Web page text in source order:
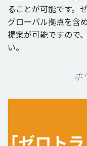
ることが可能です。
グローバル拠点を含
提案が可能ですので
い。
ホ